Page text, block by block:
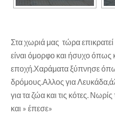
Στα χωριά μας τώρα
είναι όμορφο και ήσυχο όπως
εποχή.Χαράματα ξύπνησε
δρόμους.Αλλος για
για τα ζώα και τις κότες.
και » έπεσε»